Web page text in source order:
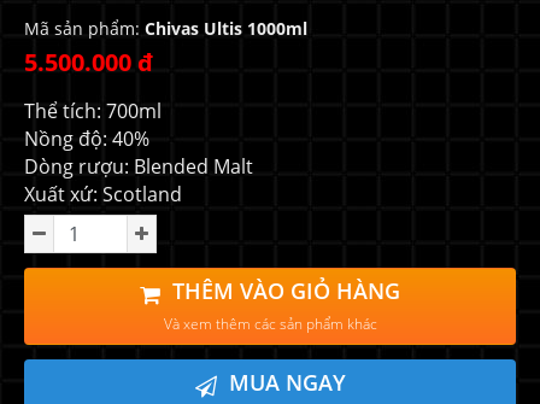
Mã sản phẩm: Chivas Ultis 1000ml
5.500.000 đ
Thể tích: 700ml
Nồng độ: 40%
Dòng rượu: Blended Malt
Xuất xứ: Scotland
THÊM VÀO GIỎ HÀNG
Và xem thêm các sản phẩm khác
MUA NGAY